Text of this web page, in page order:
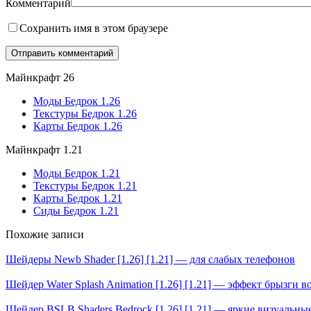
Комментарий
Сохранить имя в этом браузере
Майнкрафт 26
Моды Бедрок 1.26
Текстуры Бедрок 1.26
Карты Бедрок 1.26
Майнкрафт 1.21
Моды Бедрок 1.21
Текстуры Бедрок 1.21
Карты Бедрок 1.21
Сиды Бедрок 1.21
Похожие записи
Шейдеры Newb Shader [1.26] [1.21] — для слабых телефонов
Шейдер Water Splash Animation [1.26] [1.21] — эффект брызги